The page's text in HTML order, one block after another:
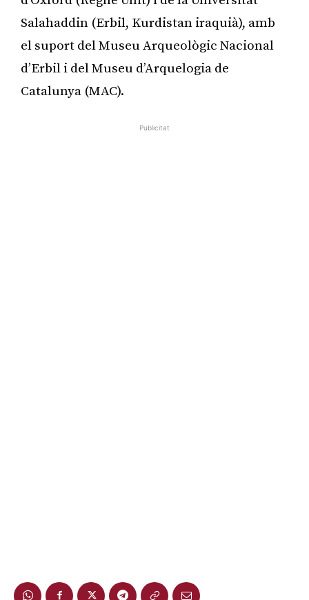
Salahaddin (Erbil, Kurdistan iraquià), amb
el suport del Museu Arqueològic Nacional
d’Erbil i del Museu d’Arquelogia de
Catalunya (MAC).
Publicitat